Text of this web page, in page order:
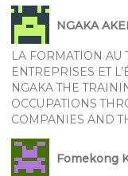
NGAKA
LA FORMATION AU
ENTREPRISES ET
NGAKA THE
OCCUPATIONS
COMPANIES AND
Fomekong